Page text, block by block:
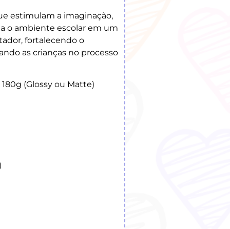
estimulam a imaginação,
o ambiente escolar em um
fortalecendo o
as crianças no processo
(Glossy ou Matte)